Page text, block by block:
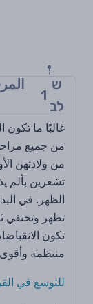
ש
לב
1
غالبًا ما
من جميع مراحل
من ولادتهن
تشعرين بألم
الظهر. في
تظهر وتختفي
تكون
منتظمة
للتوسع في